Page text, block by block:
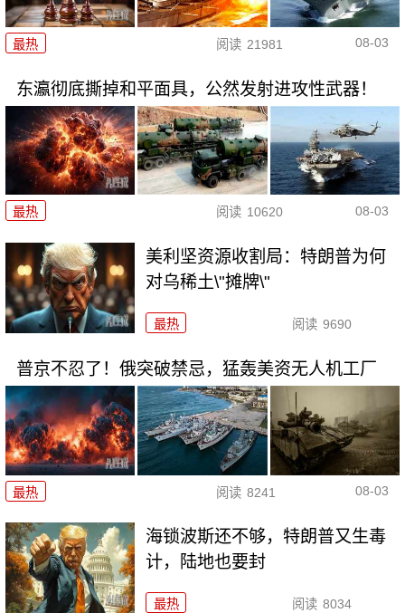
最热 阅读 21981 08-03
东瀛彻底撕掉和平面具，公然发射进攻性武器！
最热 阅读 10620 08-03
美利坚资源收割局：特朗普为何
对乌稀土\"摊牌\"
最热 阅读 9690
普京不忍了！俄突破禁忌，猛轰美资无人机工厂
最热 阅读 8241 08-03
海锁波斯还不够，特朗普又生毒
计，陆地也要封
最热 阅读 8034